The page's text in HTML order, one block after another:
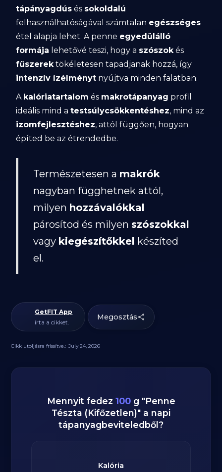
tápányagdús és sokoldalú
felhasználhatóságával számtalan egészséges
étel alapja lehet. A penne egyedülálló
formája lehetővé teszi, hogy a szószokés
fűszerektökéletesen tapadjanak hozzá, így
intenzív ízélményt nyújtva minden falatban.
A kalóriatartalom és makrotápanyag profil
ideális mind atestsúlycsökkentéshez, mind az
izomfejlesztéshez, attól függően, hogyan
építed be az étrendedbe.
Természetesen a makrók
nagyban függhetnek attól,
milyen hozzávalókkal
párosítod és milyen szószokkal
vagy kiegészítőkkel készíted
el.
GetFIT App
írta a cikket.
Megosztás
Cikk utoljásra frissítve.: July 24, 2026
Mennyit fedez 100 g "Penne
Tészta (Kifőzetlen)" a napi
tápanyagbeviteledből?
Kalória